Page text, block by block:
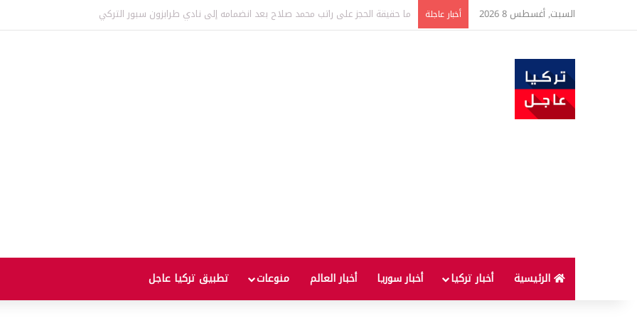
السبت, أغسطس 8 2026 أخبار عاجلة ميتا تتلقى غرامة قياسية في أوروبا بسبب حماية الأطفال.. والشركة تعلن الطعن بالقرار
الرئيسية أخبار تركيا أخبار سوريا أخبار العالم منوعات تطبيق تركيا عاجل